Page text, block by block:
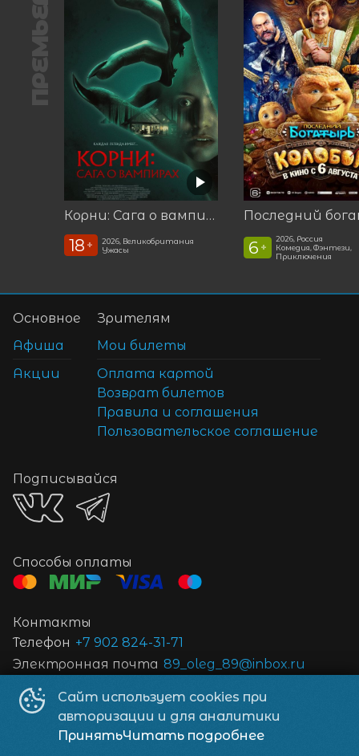
ПРЕМЬЕРА
Корни: Сага о вампирах
18 +
2026, Великобритания
Ужасы
6 +
2026, Россия
Комедия, Фэнтези,
Приключения
Сайт использует cookies при
авторизации и для аналитики
ПринятьЧитать подробнее
Основное
Афиша
Акции
Зрителям
Мои билеты
Оплата картой
Возврат билетов
Правила и соглашения
Пользовательское соглашение
Подписывайся
Способы оплаты
Контакты
Телефон +7 902 824-31-71
Электронная почта 89_oleg_89@inbox.ru
Кинотеатр «Пандора»© 2026
Powered byp24.app